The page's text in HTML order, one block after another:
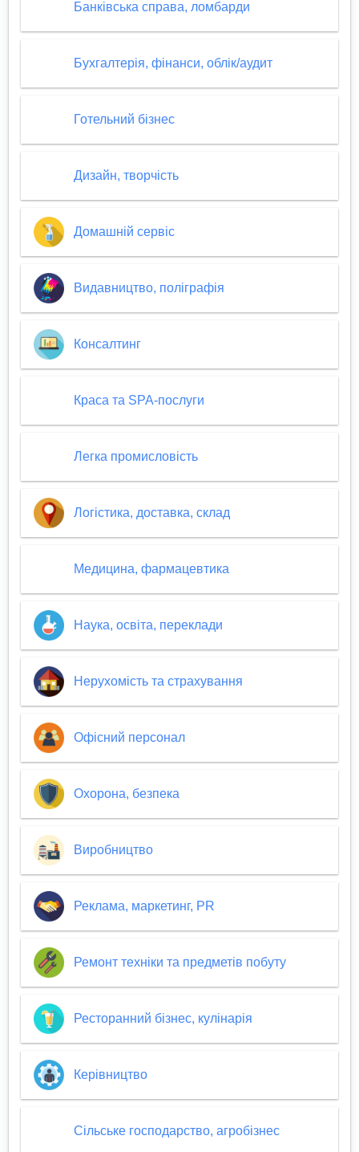
Банківська справа, ломбарди
Бухгалтерія, фінанси, облік/аудит
Готельний бізнес
Дизайн, творчість
Домашній сервіс
Видавництво, поліграфія
Консалтинг
Краса та SPA-послуги
Легка промисловість
Логістика, доставка, склад
Медицина, фармацевтика
Наука, освіта, переклади
Нерухомість та страхування
Офісний персонал
Охорона, безпека
Виробництво
Реклама, маркетинг, PR
Ремонт техніки та предметів побуту
Ресторанний бізнес, кулінарія
Керівництво
Сільське господарство, агробізнес